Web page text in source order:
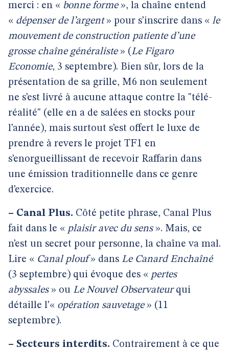
merci : en « bonne forme», la chaîne entend
« dépenser de l’argent» pour s’inscrire dans « le
mouvement de construction patiente d’une
grosse chaîne généraliste» (Le Figaro
Economie, 3 septembre). Bien sûr, lors de la
présentation de sa grille, M6 non seulement
ne s’est livré à aucune attaque contre la "télé-
réalité" (elle en a de salées en stocks pour
l’année), mais surtout s’est offert le luxe de
prendre à revers le projet TF1 en
s’enorgueillissant de recevoir Raffarin dans
une émission traditionnelle dans ce genre
d’exercice.
– Canal Plus. Côté petite phrase, Canal Plus
fait dans le « plaisir avec du sens». Mais, ce
n’est un secret pour personne, la chaîne va mal.
Lire « Canal plouf» dans Le Canard Enchaîné
(3 septembre) qui évoque des « pertes
abyssales» ou Le Nouvel Observateurqui
détaille l’« opération sauvetage» (11
septembre).
– Secteurs interdits. Contrairement à ce que